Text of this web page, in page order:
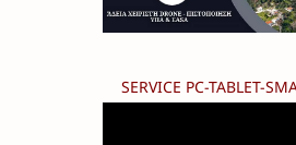
SERVICE PC-TABLET-